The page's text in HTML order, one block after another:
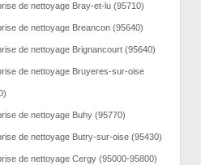
de nettoyage Bray-et-lu (95710)
de nettoyage Breancon (95640)
de nettoyage Brignancourt (95640)
de nettoyage Bruyeres-sur-oise
de nettoyage Buhy (95770)
de nettoyage Butry-sur-oise (95430)
de nettoyage Cergy (95000-95800)